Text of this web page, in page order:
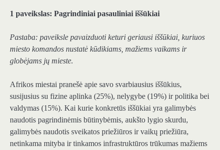
1 paveikslas: Pagrindiniai pasauliniai iššūkiai
Pastaba: paveiksle pavaizduoti keturi geriausi iššūkiai, kuriuos
miesto komandos nustatė kūdikiams, mažiems vaikams ir
globėjams jų mieste.
Afrikos miestai pranešė apie savo svarbiausius iššūkius,
susijusius su fizine aplinka (25%), nelygybe (19%) ir politika bei
valdymas (15%). Kai kurie konkretūs iššūkiai yra galimybės
naudotis pagrindinėmis būtinybėmis, aukšto lygio skurdu,
galimybės naudotis sveikatos priežiūros ir vaikų priežiūra,
netinkama mityba ir tinkamos infrastruktūros trūkumas mažiems